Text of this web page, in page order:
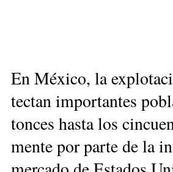
En Mé­xi­co, la
tec­tan im­por­tan­tes
ton­ces has­ta los
men­te por par­te de la